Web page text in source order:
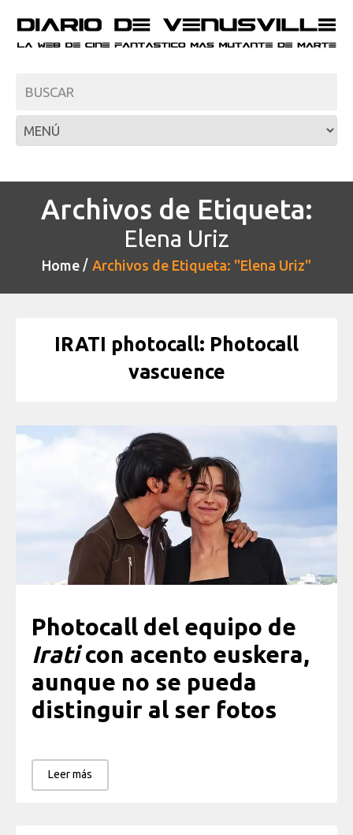
Archivos de Etiqueta:
Elena Uriz
Home Archivos de Etiqueta: "Elena Uriz"
IRATI photocall: Photocall
vascuence
Photocall del equipo de
Iraticon acento euskera,
aunque no se pueda
distinguir al ser fotos
Leer más